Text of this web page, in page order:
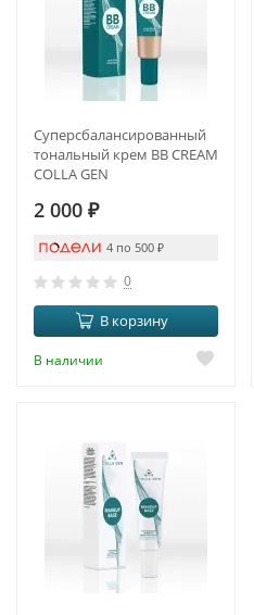
Суперсбалансированный
тональный крем BB CREAM
COLLA GEN
2 000 ₽
4 по 500 ₽
0
В корзину
В наличии